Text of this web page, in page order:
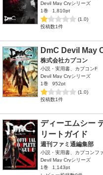
Devil May Cryシリーズ
1巻
1,810pt
(1.0)
投稿数1件
DmC Devil May
株式会社カプコン
小説・実用書、カプコンF
Devil May Cryシリーズ
1巻
952pt
(1.0)
投稿数1件
ディーエムシー
リートガイド
週刊ファミ通編集部
小説・実用書、カプコンフ
Devil May Cryシリーズ
1巻
1,143pt